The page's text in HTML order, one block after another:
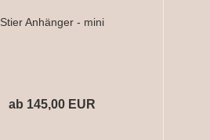
Stier Anhänger - mini
ab 145,00 EUR